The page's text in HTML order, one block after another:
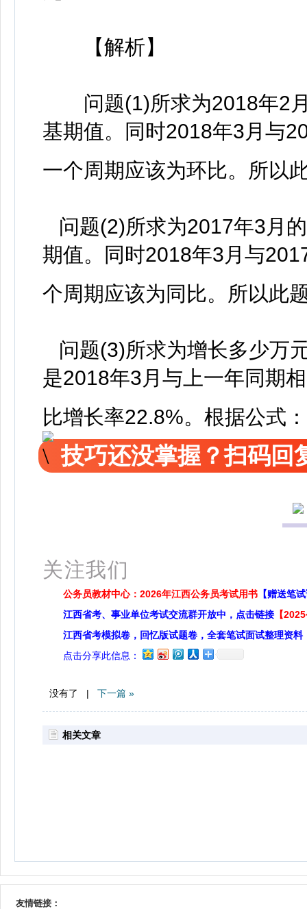
【解析】
问题(1)所求为2018年2月
基期值。同时2018年3月与
一个周期应该为环比。所以
问题(2)所求为2017年3月
期值。同时2018年3月与
个周期应该为同比。所以此
问题(3)所求为增长多少万
是2018年3月与上一年同期
比增长率22.8%。根据公式：
技巧还没掌握？扫码回
关注我们
公务员教材中心：2026年江西公务员考试用书 【赠送笔
江西省考、事业单位考试交流群开放中，点击链接 【
江西省考模拟卷，回忆版试题卷，全套笔试面试整理资料
点击分享此信息：
没有了 | 下一篇 »
相关文章
友情链接：